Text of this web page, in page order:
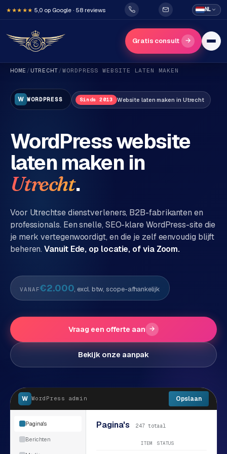
★★★★★ 5,0 op Google · 58 reviews NL
Gratis consult →
H
o
m
e
Diensten
Alle
M
e
w
e
b
h
P
f
e
r
k
e
HOME / UTRECHT / WORDPRESS WEBSITE LATEN MAKEN
W WORDPRESS Sinds 2013 Website laten maken in Utrecht
WordPress website
laten maken in
Utrecht.
Voor Utrechtse dienstverleners, B2B-fabrikanten en
professionals. Een snelle, SEO-klare WordPress-site die
je merk vertegenwoordigt, en die je zelf eenvoudig blijft
beheren.Vanuit Ede, op locatie, of via Zoom.
VANAF€2.000, excl. btw, scope-afhankelijk
Vraag een offerte aan →
Bekijk onze aanpak
W WordPress admin Opslaan
Pagina's
Berichten
Pagina's 247 totaal
ITEM STATUS